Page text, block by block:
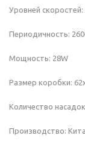
Уровней скоростей:
Периодичность:
Мощность: 28W
Размер коробки:
Количество
Производство: